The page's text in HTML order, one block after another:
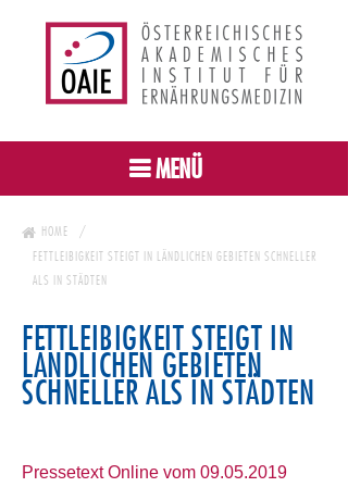
MENÜ
HOME
FETTLEIBIGKEIT STEIGT IN LÄNDLICHEN GEBIETEN SCHNELLER
ALS IN STÄDTEN
FETTLEIBIGKEIT STEIGT IN
LÄNDLICHEN GEBIETEN
SCHNELLER ALS IN STÄDTEN
Pressetext Online vom 09.05.2019